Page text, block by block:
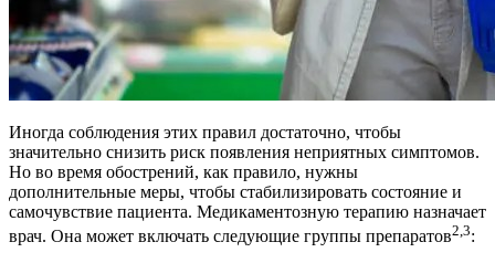
Иногда соблюдения этих правил достаточно, чтобы
значительно снизить риск появления неприятных симптомов.
Но во время обострений, как правило, нужны
дополнительные меры, чтобы стабилизировать состояние и
самочувствие пациента. Медикаментозную терапию назначает
врач. Она может включать следующие группы препаратов2,3: